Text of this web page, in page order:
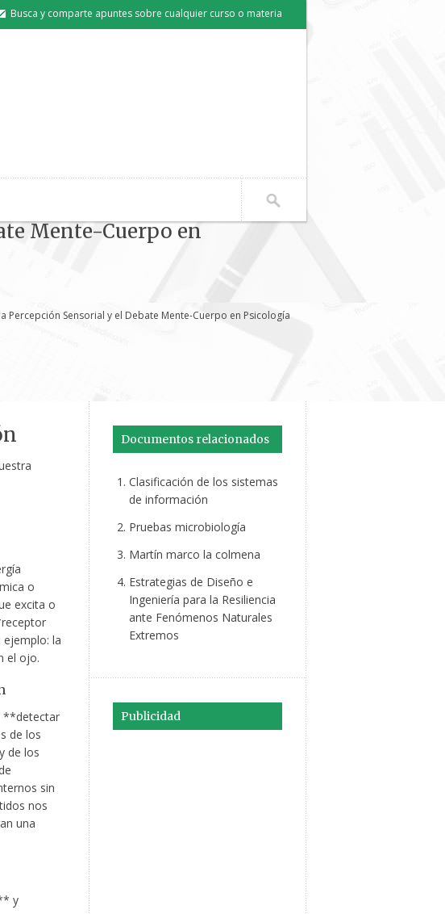
Busca y comparte apuntes sobre cualquier curso o materia
Mente-Cuerpo en
Percepción Sensorial y el Debate Mente-Cuerpo en Psicología
o
excita o
la
el ojo.
**detectar
de los
de los
sin
nos
una
y
Documentos relacionados
Clasificación de los sistemas
de información
Pruebas microbiología
Martín marco la colmena
Estrategias de Diseño e
Ingeniería para la Resiliencia
ante Fenómenos Naturales
Extremos
Publicidad